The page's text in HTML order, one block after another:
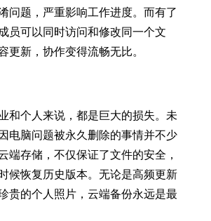
问题，严重影响工作进度。而有了
员可以同时访问和修改同一个文
更新，协作变得流畅无比。
和个人来说，都是巨大的损失。未
电脑问题被永久删除的事情并不少
端存储，不仅保证了文件的安全，
候恢复历史版本。无论是高频更新
贵的个人照片，云端备份永远是最